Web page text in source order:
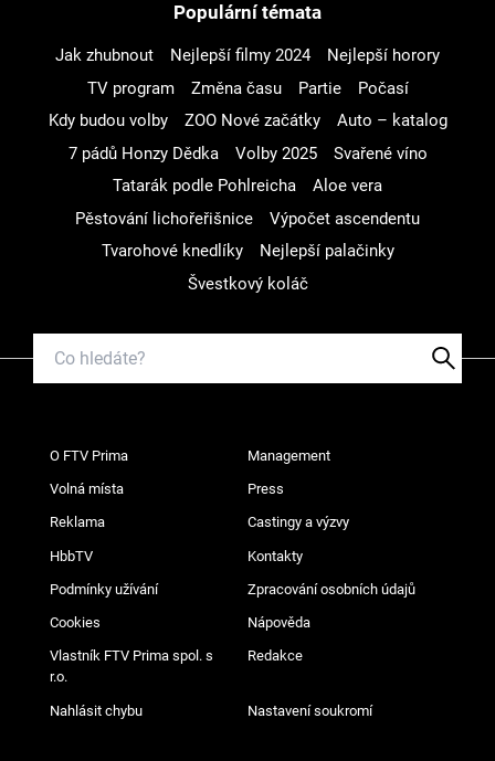
Populární témata
Jak zhubnout Nejlepší filmy 2024
Nejlepší horory
TV program
Změna času Partie
Počasí
Kdy budou volby
ZOO Nové začátky
Auto – katalog
7 pádů Honzy Dědka
Volby 2025
Svařené víno
Tatarák podle Pohlreicha
Aloe vera
Pěstování lichořeřišnice
Výpočet ascendentu
Tvarohové knedlíky
Nejlepší palačinky
Švestkový koláč
O FTV Prima Management
Volná místa Press
Reklama Castingy a výzvy
HbbTV Kontakty
Podmínky užívání Zpracování osobních údajů
Cookies Nápověda
Vlastník FTV Prima spol. s
r.o.
Redakce
Nahlásit chybu Nastavení soukromí